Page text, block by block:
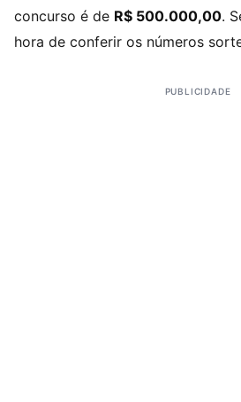
concurso é de R$ 500.000,00.
hora de conferir os números
PUBLICIDADE